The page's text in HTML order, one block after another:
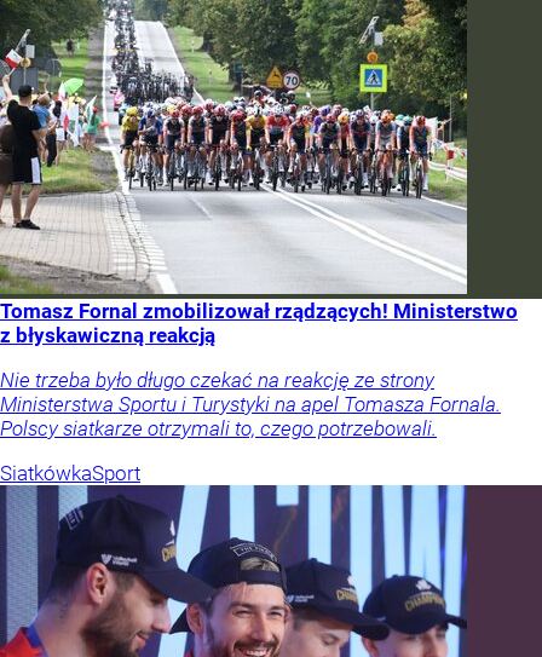
Tomasz Fornal zmobilizował rządzących! Ministerstwo
z błyskawiczną reakcją
Nie trzeba było długo czekać na reakcję ze strony
Ministerstwa Sportu i Turystyki na apel Tomasza Fornala.
Polscy siatkarze otrzymali to, czego potrzebowali.
SiatkówkaSport